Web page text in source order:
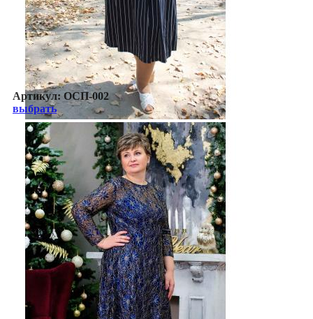
Артикул: ОСП-002
выбрать